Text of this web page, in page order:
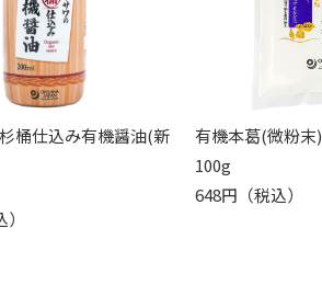
桶仕込み有機醤油(新
有機本葛(微粉末)
100g
648円（税込）